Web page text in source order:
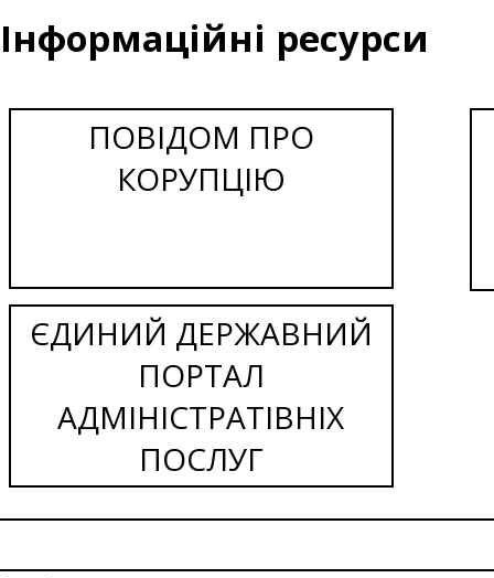
Інформаційні ресурси
ПОВІДОМ ПРО
КОРУПЦІЮ
ЄДИНИЙ ДЕРЖАВНИЙ
ПОРТАЛ
АДМІНІСТРАТІВНІХ
ПОСЛУГ